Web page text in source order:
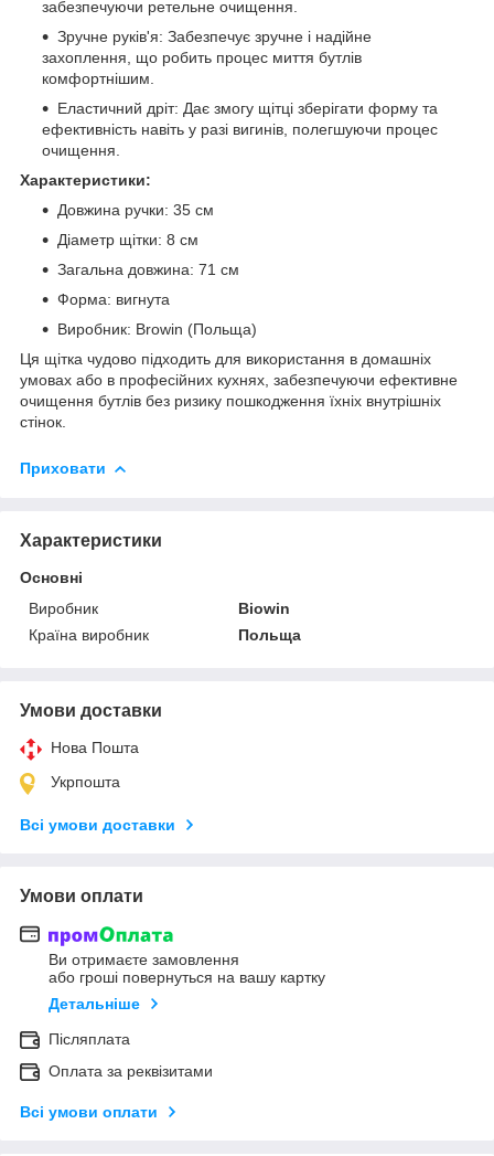
забезпечуючи ретельне очищення.
Зручне руків'я: Забезпечує зручне і надійне
захоплення, що робить процес миття бутлів
комфортнішим.
Еластичний дріт: Дає змогу щітці зберігати форму та
ефективність навіть у разі вигинів, полегшуючи процес
очищення.
Характеристики:
Довжина ручки: 35 см
Діаметр щітки: 8 см
Загальна довжина: 71 см
Форма: вигнута
Виробник: Browin (Польща)
Ця щітка чудово підходить для використання в домашніх
умовах або в професійних кухнях, забезпечуючи ефективне
очищення бутлів без ризику пошкодження їхніх внутрішніх
стінок.
Приховати
Характеристики
Основні
Виробник
Biowin
Країна виробник
Польща
Умови доставки
Нова Пошта
Укрпошта
Всі умови доставки
Умови оплати
Ви отримаєте замовлення
або гроші повернуться на вашу картку
Детальніше
Післяплата
Оплата за реквізитами
Всі умови оплати